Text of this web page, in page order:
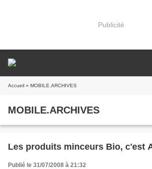
Publicité
Accueil » MOBILE.ARCHIVES
MOBILE.ARCHIVES
Les produits minceurs Bio, c'est
Publié le 31/07/2008 à 21:32